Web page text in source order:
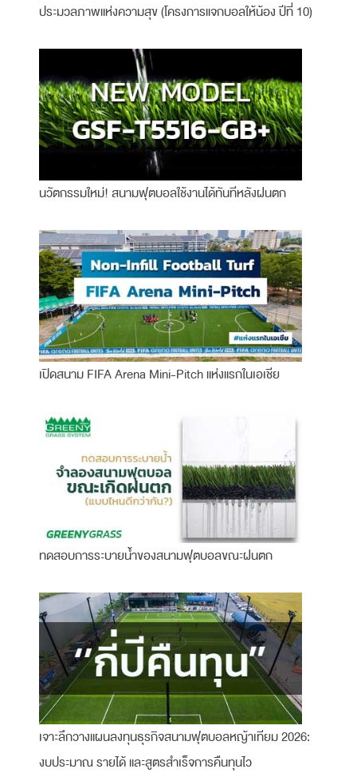
ประมวลภาพแห่งความสุข (โครงการแจกบอลให้น้อง ปีที่ 10)
นวัตกรรมใหม่! สนามฟุตบอลใช้งานได้ทันทีหลังฝนตก
เปิดสนาม FIFA Arena Mini-Pitch แห่งแรกในเอเชีย
ทดสอบการระบายน้ำของสนามฟุตบอลขณะฝนตก
เจาะลึกวางแผนลงทุนธุรกิจสนามฟุตบอลหญ้าเทียม 2026:
งบประมาณ รายได้ และสูตรสำเร็จการคืนทุนไว